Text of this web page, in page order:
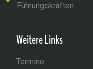
Führungskräften
Weitere Links
Termine